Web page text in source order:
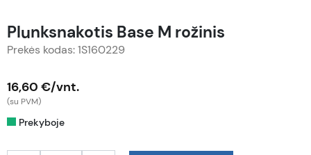
Plunksnakotis Base M rožinis
Prekės kodas: 1S160229
16,60 €/vnt.
(su PVM)
Prekyboje